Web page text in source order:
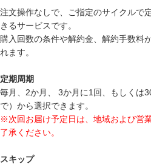
注文操作なしで、ご指定のサイクルで
きるサービスです。
購入回数の条件や解約金、解約手数料
れます。
定期周期
毎月、2か月、 3か月に1回、もしくは
で）から選択できます。
※次回お届け予定日は、地域および営
了承ください。
スキップ